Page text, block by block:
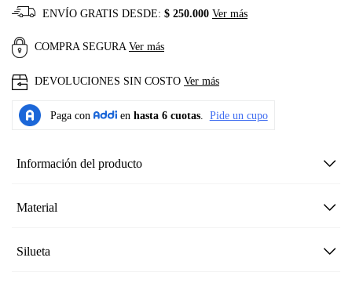
ENVÍO GRATIS DESDE: $ 250.000 Ver más
COMPRA SEGURA Ver más
DEVOLUCIONES SIN COSTO Ver más
Información del producto
Material
Silueta